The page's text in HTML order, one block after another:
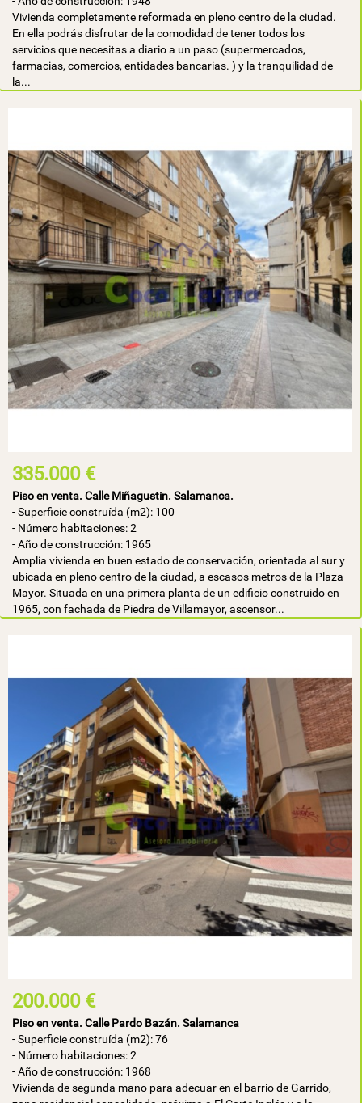
Vivienda completamente reformada en pleno centro de la ciudad.
En ella podrás disfrutar de la comodidad de tener todos los
servicios que necesitas a diario a un paso (supermercados,
farmacias, comercios, entidades bancarias. ) y la tranquilidad de
la...
335.000 €
Piso en venta. Calle Miñagustin. Salamanca.
- Superficie construída (m2): 100
- Número habitaciones: 2
- Año de construcción: 1965
Amplia vivienda en buen estado de conservación, orientada al sur y
ubicada en pleno centro de la ciudad, a escasos metros de la Plaza
Mayor. Situada en una primera planta de un edificio construido en
1965, con fachada de Piedra de Villamayor, ascensor...
200.000 €
Piso en venta. Calle Pardo Bazán. Salamanca
- Superficie construída (m2): 76
- Número habitaciones: 2
- Año de construcción: 1968
Vivienda de segunda mano para adecuar en el barrio de Garrido,